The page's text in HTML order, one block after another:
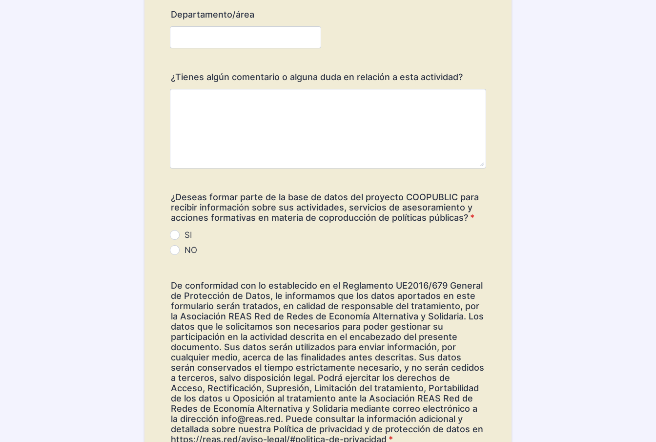
Departamento/área
¿Tienes algún comentario o alguna duda en relación a esta actividad?
¿Deseas formar parte de la base de datos del proyecto COOPUBLIC para
recibir información sobre sus actividades, servicios de asesoramiento y
acciones formativas en materia de coproducción de políticas públicas? *
SI
NO
De conformidad con lo establecido en el Reglamento UE2016/679 General
de Protección de Datos, le informamos que los datos aportados en este
formulario serán tratados, en calidad de responsable del tratamiento, por
la Asociación REAS Red de Redes de Economía Alternativa y Solidaria. Los
datos que le solicitamos son necesarios para poder gestionar su
participación en la actividad descrita en el encabezado del presente
documento. Sus datos serán utilizados para enviar información, por
cualquier medio, acerca de las finalidades antes descritas. Sus datos
serán conservados el tiempo estrictamente necesario, y no serán cedidos
a terceros, salvo disposición legal. Podrá ejercitar los derechos de
Acceso, Rectificación, Supresión, Limitación del tratamiento, Portabilidad
de los datos u Oposición al tratamiento ante la Asociación REAS Red de
Redes de Economía Alternativa y Solidaria mediante correo electrónico a
la dirección info@reas.red. Puede consultar la información adicional y
detallada sobre nuestra Política de privacidad y de protección de datos en
https://reas.red/aviso-legal/#politica-de-privacidad *